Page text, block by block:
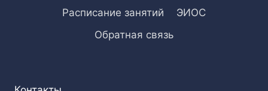
Расписание занятий
ЭИОС
Обратная связь